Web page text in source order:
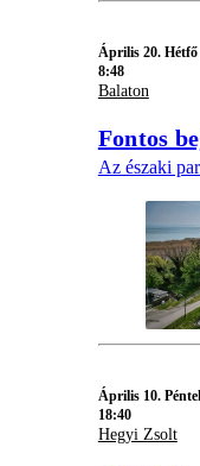
Április 20. Hétfő
8:48
Balaton
Fontos
Az északi
Április 10.
18:40
Hegyi Zsolt